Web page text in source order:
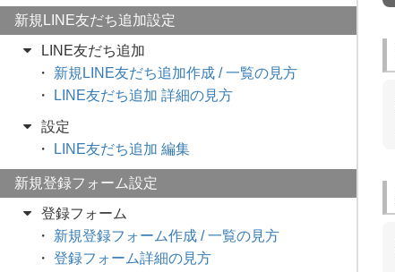
新規LINE友だち追加設定
LINE友だち追加
新規LINE友だち追加作成 / 一覧の見方
LINE友だち追加 詳細の見方
設定
LINE友だち追加 編集
新規登録フォーム設定
登録フォーム
新規登録フォーム作成 / 一覧の見方
登録フォーム詳細の見方